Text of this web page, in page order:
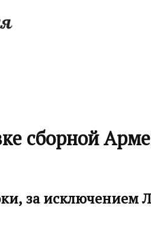
сборной
за исключением